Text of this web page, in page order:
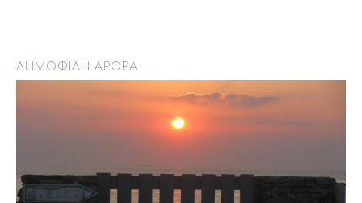
ΔΗΜΟΦΙΛΉ ΆΡΘΡΑ